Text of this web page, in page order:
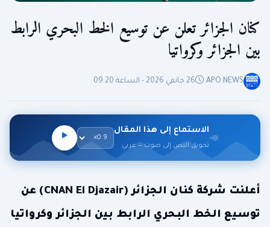
كنان الجزائر تعلن عن توسيع الخط البحري الرابط
بين الجزائر وكرواتيا
APO NEWS 26 جانفي 2026 - الساعة 09:20
الاستماع إلى هذا المقال
تحويل النص إلى صوت — عربي
أعلنت شركة كنان الجزائر (CNAN El Djazair) عن
توسيع الخط البحري الرابط بين الجزائر وكرواتيا